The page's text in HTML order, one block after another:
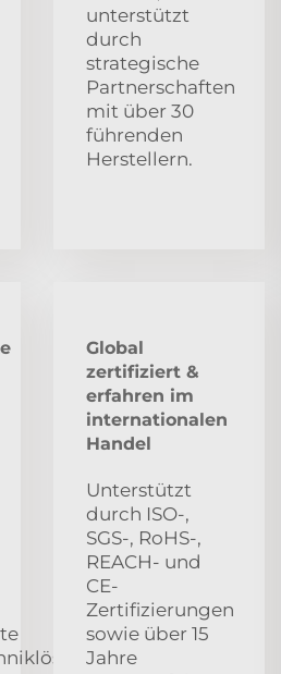
unterstützt
durch
strategische
Partnerschaften
mit über 30
führenden
Herstellern.
Global
zertifiziert &
erfahren im
internationalen
Handel
Unterstützt
durch ISO-,
SGS-, RoHS-,
REACH- und
CE-
Zertifizierungen
sowie über 15
Jahre